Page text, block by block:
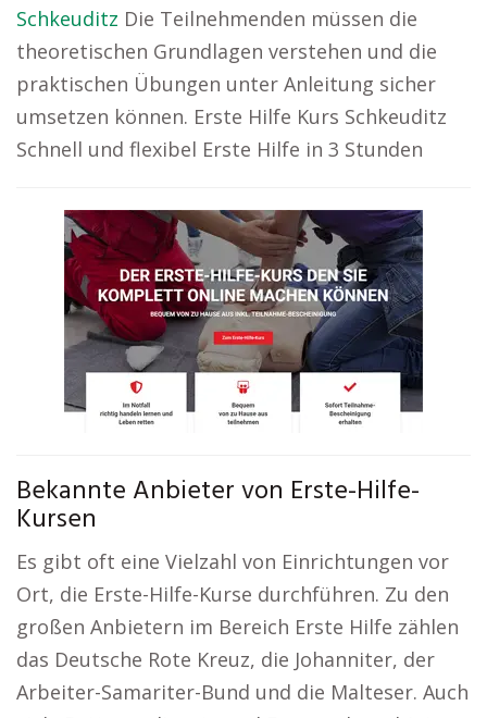
Schkeuditz Die Teilnehmenden müssen die
theoretischen Grundlagen verstehen und die
praktischen Übungen unter Anleitung sicher
umsetzen können. Erste Hilfe Kurs Schkeuditz
Schnell und flexibel Erste Hilfe in 3 Stunden
Bekannte Anbieter von Erste-Hilfe-
Kursen
Es gibt oft eine Vielzahl von Einrichtungen vor
Ort, die Erste-Hilfe-Kurse durchführen. Zu den
großen Anbietern im Bereich Erste Hilfe zählen
das Deutsche Rote Kreuz, die Johanniter, der
Arbeiter-Samariter-Bund und die Malteser. Auch